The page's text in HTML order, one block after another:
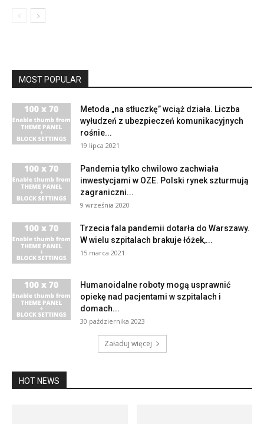
MOST POPULAR
Metoda „na stłuczkę” wciąż działa. Liczba
wyłudzeń z ubezpieczeń komunikacyjnych
rośnie...
19 lipca 2021
Pandemia tylko chwilowo zachwiała
inwestycjami w OZE. Polski rynek szturmują
zagraniczni...
9 września 2020
Trzecia fala pandemii dotarła do Warszawy.
W wielu szpitalach brakuje łóżek,...
15 marca 2021
Humanoidalne roboty mogą usprawnić
opiekę nad pacjentami w szpitalach i
domach...
30 października 2023
Załaduj więcej
HOT NEWS